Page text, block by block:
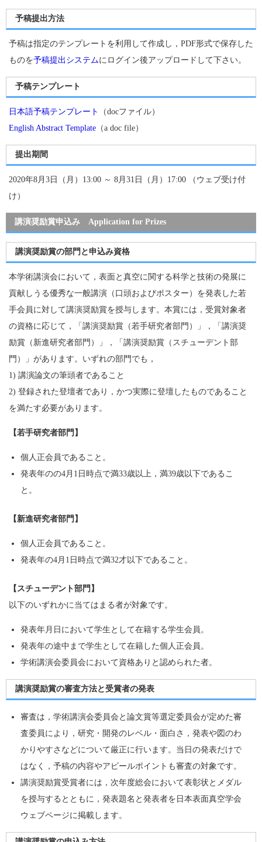
予稿提出方法
予稿は指定のテンプレートを利用して作成し，PDF形式で保存した
ものを予稿提出システムにログイン後アップロードして下さい。
予稿テンプレート
日本語予稿テンプレート
（docファイル）
English Abstract Template （a doc file）
提出期間
2020年8月3日（月）13:00 ～ 8月31日（月）17:00 （ウェブ受け付
け）
講演奨励賞申込み Application for Prizes
講演奨励賞の部門と申込み資格
本学術講演会において，表面と真空に関する科学と技術の発展に
貢献しうる優秀な一般講演（口頭およびポスター）を発表した若
手会員に対して講演奨励賞を授与します。本賞には，受賞対象者
の資格に応じて，「講演奨励賞（若手研究者部門）」，「講演奨
励賞（新進研究者部門）」，「講演奨励賞（スチューデント部
門）」があります。いずれの部門でも，
1) 講演論文の筆頭者であること
2) 登録された登壇者であり，かつ実際に登壇したものであること
を満たす必要があります。
【若手研究者部門】
個人正会員であること。
発表年のの4月1日時点で満33歳以上，満39歳以下であるこ
と。
【新進研究者部門】
個人正会員であること。
発表年の4月1日時点で満32才以下であること。
【スチューデント部門】
以下のいずれかに当てはまる者が対象です。
発表年月日において学生として在籍する学生会員。
発表年の途中まで学生として在籍した個人正会員。
学術講演会委員会において資格ありと認められた者。
講演奨励賞の審査方法と受賞者の発表
審査は，学術講演会委員会と論文賞等選定委員会が定めた審
査委員により，研究・開発のレベル・面白さ，発表や図のわ
かりやすさなどについて厳正に行います。当日の発表だけで
はなく，予稿の内容やアピールポイントも審査の対象です。
講演奨励賞受賞者には，次年度総会において表彰状とメダル
を授与するとともに，発表題名と発表者を日本表面真空学会
ウェブページに掲載します。